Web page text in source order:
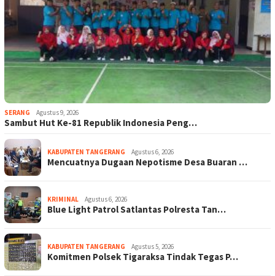
SERANG Agustus 9, 2026
Sambut Hut Ke-81 Republik Indonesia Peng…
KABUPATEN TANGERANG Agustus 6, 2026
Mencuatnya Dugaan Nepotisme Desa Buaran …
KRIMINAL Agustus 6, 2026
Blue Light Patrol Satlantas Polresta Tan…
KABUPATEN TANGERANG Agustus 5, 2026
Komitmen Polsek Tigaraksa Tindak Tegas P…